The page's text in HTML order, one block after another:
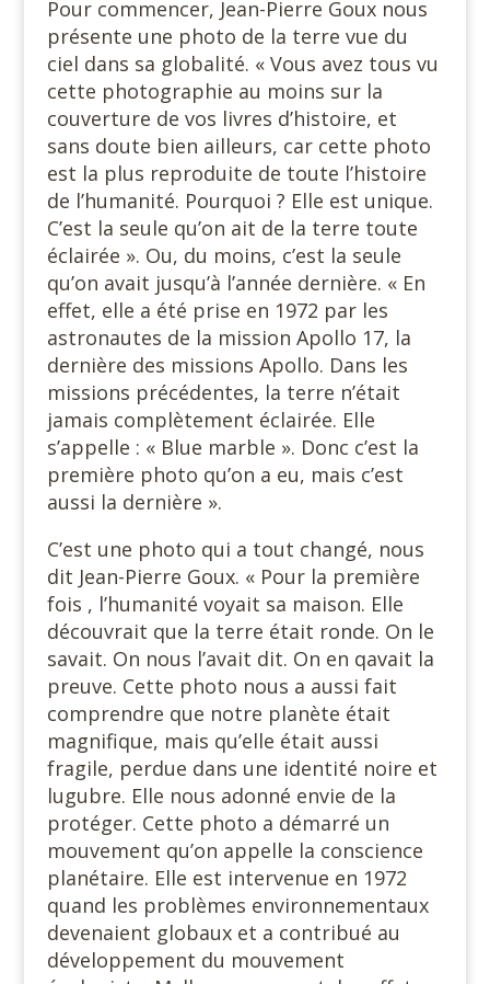
Pour commencer, Jean-Pierre Goux nous
présente une photo de la terre vue du
ciel dans sa globalité. « Vous avez tous vu
cette photographie au moins sur la
couverture de vos livres d’histoire, et
sans doute bien ailleurs, car cette photo
est la plus reproduite de toute l’histoire
de l’humanité. Pourquoi ? Elle est unique.
C’est la seule qu’on ait de la terre toute
éclairée ». Ou, du moins, c’est la seule
qu’on avait jusqu’à l’année dernière. « En
effet, elle a été prise en 1972 par les
astronautes de la mission Apollo 17, la
dernière des missions Apollo. Dans les
missions précédentes, la terre n’était
jamais complètement éclairée. Elle
s’appelle : « Blue marble ». Donc c’est la
première photo qu’on a eu, mais c’est
aussi la dernière ».
C’est une photo qui a tout changé, nous
dit Jean-Pierre Goux. « Pour la première
fois , l’humanité voyait sa maison. Elle
découvrait que la terre était ronde. On le
savait. On nous l’avait dit. On en qavait la
preuve. Cette photo nous a aussi fait
comprendre que notre planète était
magnifique, mais qu’elle était aussi
fragile, perdue dans une identité noire et
lugubre. Elle nous adonné envie de la
protéger. Cette photo a démarré un
mouvement qu’on appelle la conscience
planétaire. Elle est intervenue en 1972
quand les problèmes environnementaux
devenaient globaux et a contribué au
développement du mouvement